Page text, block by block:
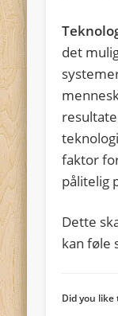
det
faktor
pålitelig
Dette
kan føle
Did you